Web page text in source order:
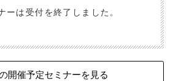
ーは受付を終了しました。
開催予定セミナーを見る